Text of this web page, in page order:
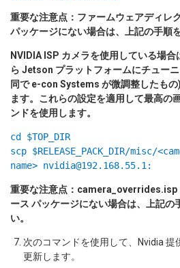
重要な注意点：ファームウェアディレ
パッケージにない場合は、上記の手順
NVIDIA ISP カメラを使用している場
ら Jetson プラットフォームにチュー
同で e-con Systems が微調整したもの
ます。これらの設定を適用して最高の
ンドを使用します。
cd $TOP_DIR
scp $RELEASE_PACK_DIR/misc/
name> nvidia@192.168.55.1:
重要な注意点：camera_overrides.isp
ース パッケージにない場合は、上記の
い。
次のコマンドを使用して、Nvidia 提
更新します。